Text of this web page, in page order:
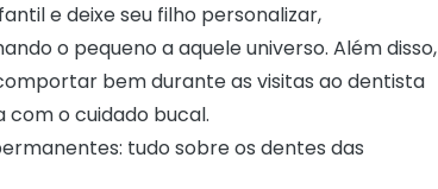
e deixe seu filho personalizar,
o pequeno a aquele universo. Além disso,
bem durante as visitas ao dentista
o cuidado bucal.
tudo sobre os dentes das